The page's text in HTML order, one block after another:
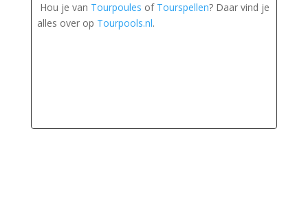
Hou je van Tourpoules of Tourspellen? Daar vind je
alles over op Tourpools.nl.